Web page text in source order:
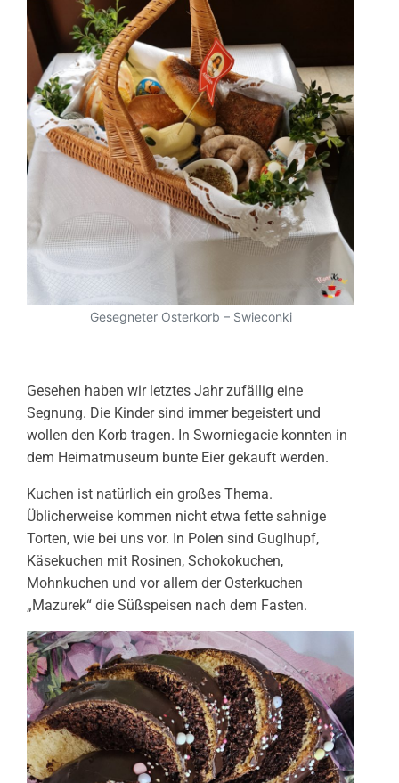
Gesegneter Osterkorb – Swieconki
Gesehen haben wir letztes Jahr zufällig eine
Segnung. Die Kinder sind immer begeistert und
wollen den Korb tragen. In Sworniegacie konnten in
dem Heimatmuseum bunte Eier gekauft werden.
Kuchen ist natürlich ein großes Thema.
Üblicherweise kommen nicht etwa fette sahnige
Torten, wie bei uns vor. In Polen sind Guglhupf,
Käsekuchen mit Rosinen, Schokokuchen,
Mohnkuchen und vor allem der Osterkuchen
„Mazurek“ die Süßspeisen nach dem Fasten.